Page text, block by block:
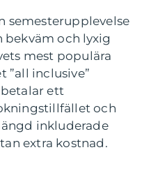
semesterupplevelse
och lyxig
mest populära
”all inclusive”
ett
och
inkluderade
extra kostnad.